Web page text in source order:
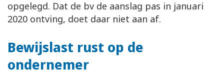
opgelegd. Dat de bv de aanslag pas in januari
2020 ontving, doet daar niet aan af.
Bewijslast rust op de
ondernemer